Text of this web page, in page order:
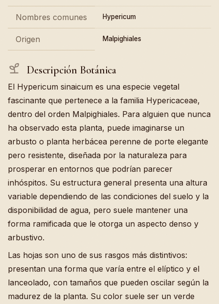
Nombres comunes Hypericum
Origen Malpighiales
Descripción Botánica
El Hypericum sinaicum es una especie vegetal
fascinante que pertenece a la familia Hypericaceae,
dentro del orden Malpighiales. Para alguien que nunca
ha observado esta planta, puede imaginarse un
arbusto o planta herbácea perenne de porte elegante
pero resistente, diseñada por la naturaleza para
prosperar en entornos que podrían parecer
inhóspitos. Su estructura general presenta una altura
variable dependiendo de las condiciones del suelo y la
disponibilidad de agua, pero suele mantener una
forma ramificada que le otorga un aspecto denso y
arbustivo.
Las hojas son uno de sus rasgos más distintivos:
presentan una forma que varía entre el elíptico y el
lanceolado, con tamaños que pueden oscilar según la
madurez de la planta. Su color suele ser un verde